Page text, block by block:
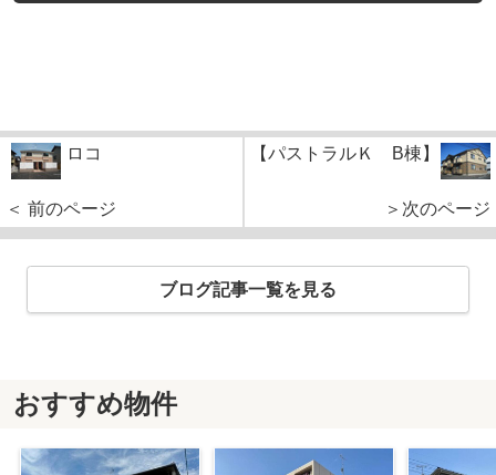
ロコ
＜ 前のページ
【パストラルＫ B棟】
＞次のページ
ブログ記事一覧を見る
おすすめ物件